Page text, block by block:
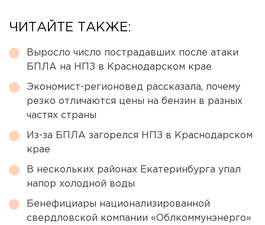
ЧИТАЙТЕ ТАКЖЕ:
Выросло число пострадавших после атаки
БПЛА на НПЗ в Краснодарском крае
Экономист-регионовед рассказала, почему
резко отличаются цены на бензин в разных
частях страны
Из-за БПЛА загорелся НПЗ в Краснодарском
крае
В нескольких районах Екатеринбурга упал
напор холодной воды
Бенефициары национализированной
свердловской компании «Облкоммунэнерго»